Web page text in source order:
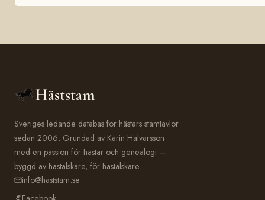
Häststam
Sveriges ledande databas för hästars stamtavlor
sedan 2006. Grundad av Karin Halvarsson
med en passion för hästar och genealogi —
byggd av hästälskare, för hästälskare.
info@haststam.se